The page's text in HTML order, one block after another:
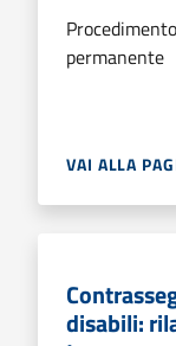
permanente
VAI ALLA
disabili: